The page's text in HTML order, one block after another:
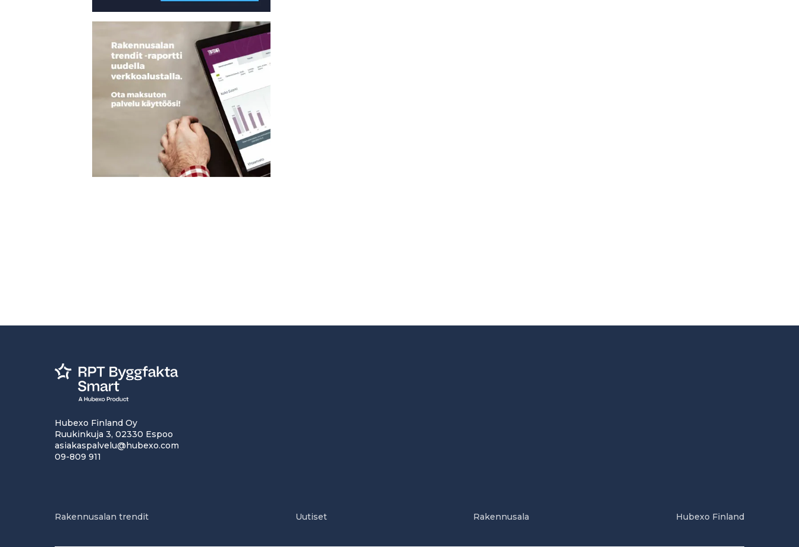
Hubexo Finland Oy
Ruukinkuja 3, 02330 Espoo
asiakaspalvelu@hubexo.com
09-809 911
Rakennusalan trendit Uutiset Rakennusala Hubexo Finland